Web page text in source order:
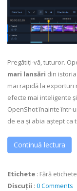
Pregătiți-vă, tuturor.
mari lansări din
mai rapidă la exporturi
efecte mai inteligente
OpenShot înainte într-
de ea și abia aștept ca
Continuă lectura
Etichete : Fără etichete
Discuții : 0 Comments